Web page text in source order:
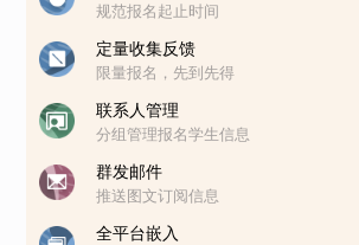
规范报名起止时间
定量收集反馈
限量报名，先到先得
联系人管理
分组管理报名学生信息
群发邮件
推送图文订阅信息
全平台嵌入